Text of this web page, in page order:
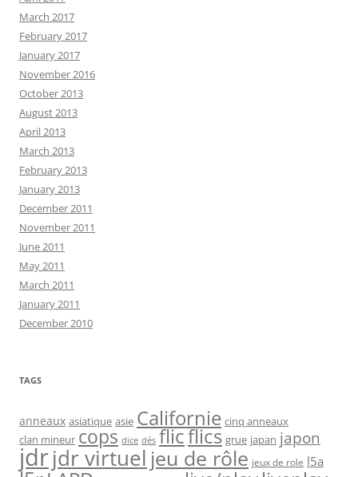
March 2017
February 2017
January 2017
November 2016
October 2013
August 2013
April 2013
March 2013
February 2013
January 2013
December 2011
November 2011
June 2011
May 2011
March 2011
January 2011
December 2010
TAGS
anneaux asiatique asie Californie cinq anneaux
clan mineur cops dice dés flicflics grue japan japon
jdrjdr virtuel jeu de rôle jeux de role l5a